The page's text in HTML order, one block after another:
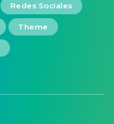
Redes Sociales
Theme